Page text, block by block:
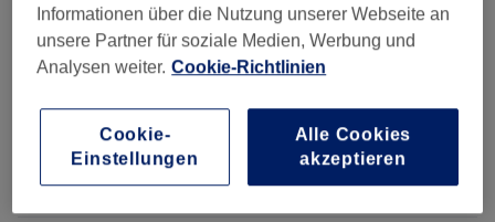
Gesichtsbehandlungen ( 4) ab 5 €
Personalisierte Kosmetik -klassische
Gesichtsbehandlung In Kombi Mit
Apparativen Methoden
139 €
Anti Age & Apparative Kosmetik (5) ab 89 €
Informationen über die Nutzung unserer Webseite an
unsere Partner für soziale Medien, Werbung und
Analysen weiter. Cookie-Richtlinien
Cookie-
Einstellungen
Alle Cookies
akzeptieren